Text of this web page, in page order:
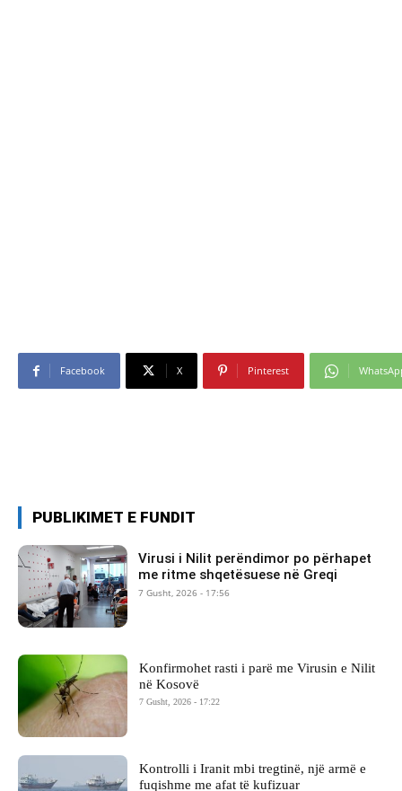
Facebook X Pinterest
PUBLIKIMET E FUNDIT
Virusi i Nilit perëndimor po përhapet
me ritme shqetësuese në Greqi
7 Gusht, 2026 - 17:56
Konfirmohet rasti i parë me Virusin e Nilit
në Kosovë
7 Gusht, 2026 - 17:22
Kontrolli i Iranit mbi tregtinë, një armë e
fuqishme me afat të kufizuar